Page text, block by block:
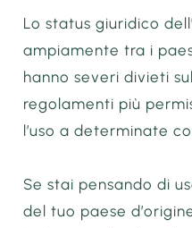
Lo status giuridico
ampiamente tra i
hanno severi divieti
regolamenti più
l’uso a determinate
Se stai pensando di
del tuo paese